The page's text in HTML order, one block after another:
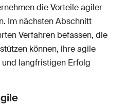
die Vorteile agiler
Im nächsten Abschnitt
Verfahren befassen, die
können, ihre agile
langfristigen Erfolg